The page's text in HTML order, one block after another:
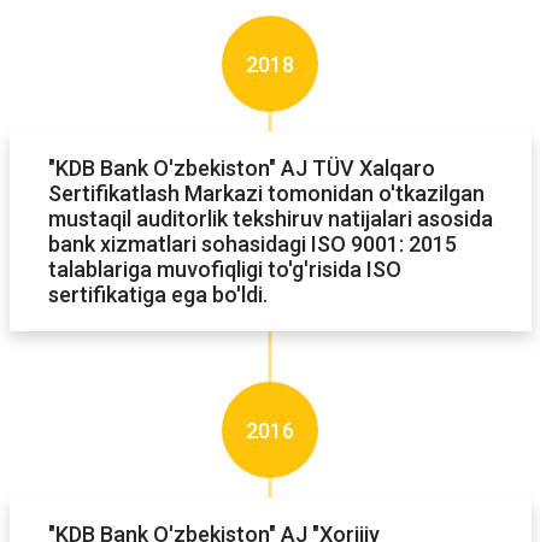
"KDB Bank O'zbekiston" AJ TÜV Xalqaro
Sertifikatlash Markazi tomonidan o'tkazilgan
mustaqil auditorlik tekshiruv natijalari asosida
bank xizmatlari sohasidagi ISO 9001: 2015
talablariga muvofiqligi to'g'risida ISO
sertifikatiga ega bo'ldi.
2018
"KDB Bank O'zbekiston" AJ "Xorijiy
2016